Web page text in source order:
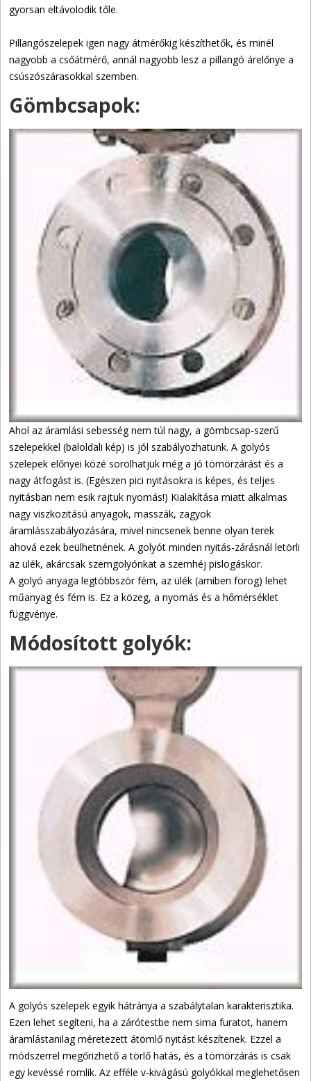
gyorsan eltávolodik tőle.
Pillangószelepek igen nagy átmérőkig készíthetők, és minél
nagyobb a csőátmérő, annál nagyobb lesz a pillangó árelőnye a
csúszószárasokkal szemben.
Gömbcsapok:
Ahol az áramlási sebesség nem túl nagy, a gömbcsap-szerű
szelepekkel (baloldali kép) is jól szabályozhatunk. A golyós
szelepek előnyei közé sorolhatjuk még a jó tömörzárást és a
nagy átfogást is. (Egészen pici nyitásokra is képes, és teljes
nyitásban nem esik rajtuk nyomás!) Kialakítása miatt alkalmas
nagy viszkozitású anyagok, masszák, zagyok
áramlásszabályozására, mivel nincsenek benne olyan terek
ahová ezek beülhetnének. A golyót minden nyitás-zárásnál letörli
az ülék, akárcsak szemgolyónkat a szemhéj pislogáskor.
A golyó anyaga legtöbbször fém, az ülék (amiben forog) lehet
műanyag és fém is. Ez a közeg, a nyomás és a hőmérséklet
függvénye.
Módosított golyók:
A golyós szelepek egyik hátránya a szabálytalan karakterisztika.
Ezen lehet segíteni, ha a zárótestbe nem sima furatot, hanem
áramlástanilag méretezett átömlő nyitást készítenek. Ezzel a
módszerrel megőrizhető a törlő hatás, és a tömörzárás is csak
egy kevéssé romlik. Az efféle v-kivágású golyókkal meglehetősen